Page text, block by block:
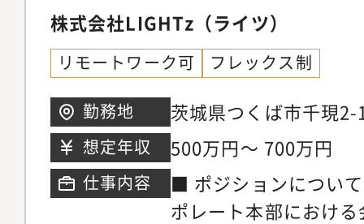
株式会社LIGHTz（ライツ）
リモートワーク可 フレックス制
勤務地
茨城県つくば市千現
ンター内）
想定年収 500万円～ 700万円
仕事内容
■ ポジションについ
ポレート本部におけ